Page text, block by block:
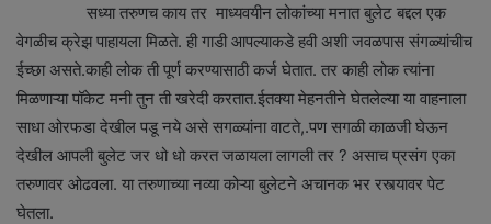
सध्या तरुणच काय तर माध्यवयीन लोकांच्या मनात बुलेट बद्दल एक
वेगळीच क्रेझ पाहायला मिळते. ही गाडी आपल्याकडे हवी अशी जवळपास संगळ्यांचीच
ईच्छा असते.काही लोक ती पूर्ण करण्यासाठी कर्ज घेतात. तर काही लोक त्यांना
मिळणाऱ्या पॉकेट मनी तुन ती खरेदी करतात.ईतक्या मेहनतीने घेतलेल्या या वाहनाला
साधा ओरफडा देखील पडू नये असे सगळ्यांना वाटते,.पण सगळी काळजी घेऊन
देखील आपली बुलेट जर धो धो करत जळायला लागली तर ? असाच प्रसंग एका
तरुणावर ओढवला. या तरुणाच्या नव्या कोऱ्या बुलेटने अचानक भर रस्त्यावर पेट
घेतला.